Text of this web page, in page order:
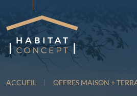
ACCUEIL OFFRES MAISON +